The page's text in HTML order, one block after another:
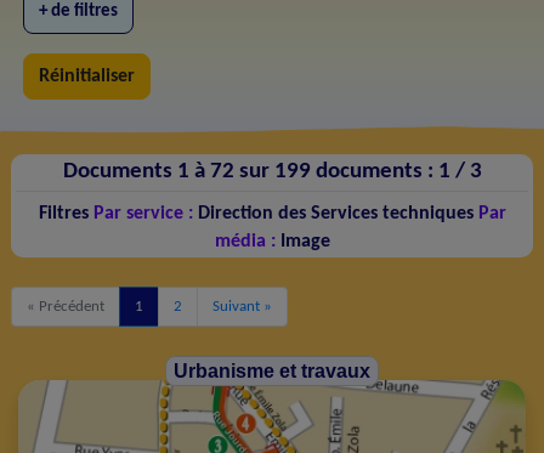
+ de filtres
Réinitialiser
Documents 1 à 72 sur 199 documents : 1 / 3
Filtres Par service : Direction des Services techniques Par
média : Image
« Précédent 1 2 Suivant »
Urbanisme et travaux